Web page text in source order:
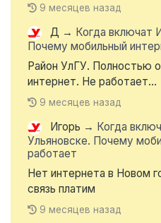
9 месяцев назад
Д → Когда включат
Почему мобильный
Район УлГУ. Полностью
интернет. Не работает...
9 месяцев назад
Игорь → Когда
Ульяновске. Почему
работает
Нет интернета в Новом
связь платим
9 месяцев назад